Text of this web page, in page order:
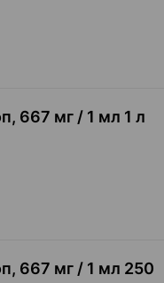
, 667 мг / 1 мл 1 л
, 667 мг / 1 мл 250